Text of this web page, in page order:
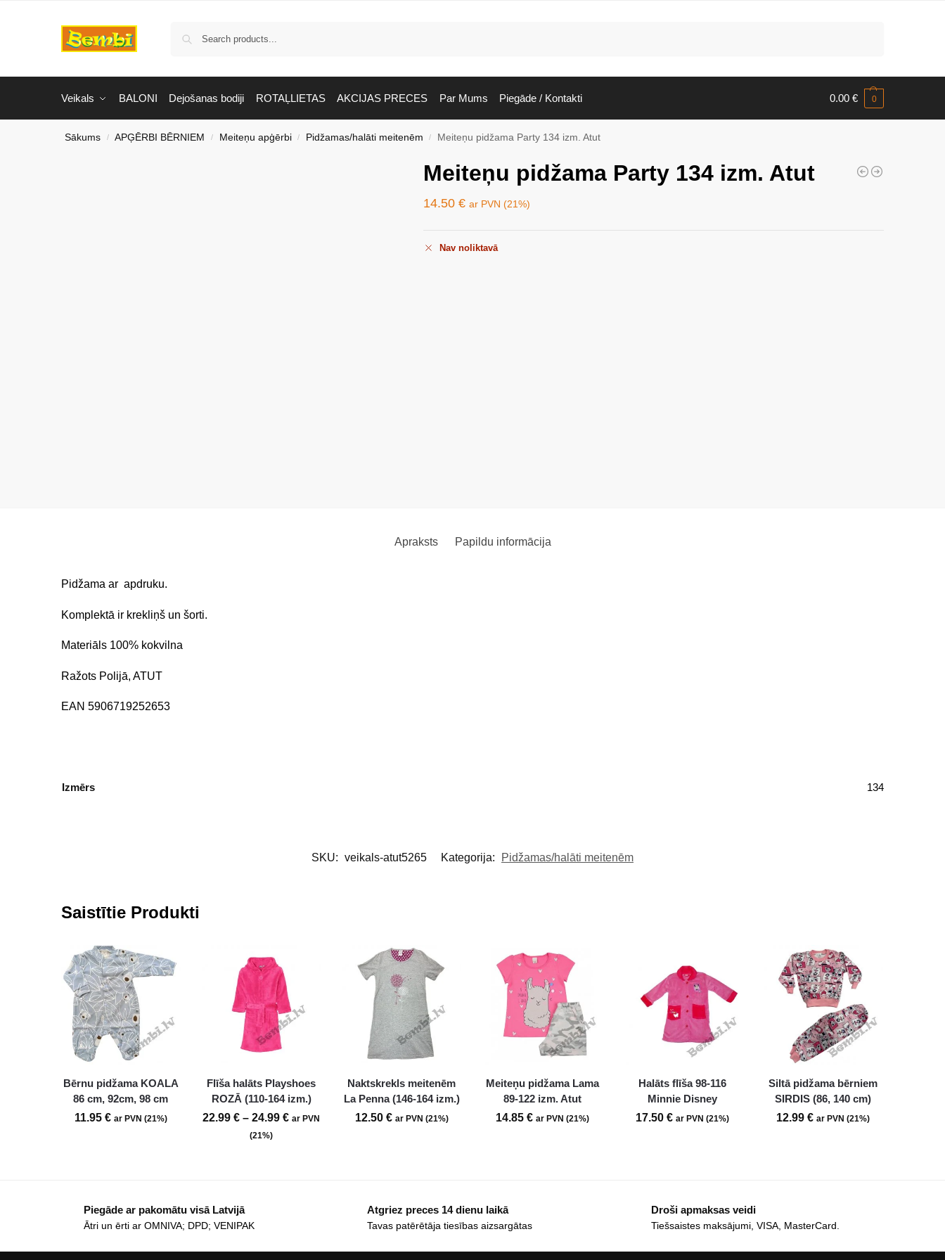
Veikals BALONI Dejošanas bodiji ROTAĻLIETAS AKCIJAS PRECES Par Mums Piegāde / Kontakti 0.00 € 0
Sākums / APĢĒRBI BĒRNIEM / Meiteņu apģērbi / Pidžamas/halāti meitenēm / Meiteņu pidžama Party 134 izm. Atut
Meiteņu pidžama Party 134 izm. Atut
14.50 € ar PVN (21%)
Nav noliktavā
Apraksts Papildu informācija
Pidžama ar apdruku.
Komplektā ir krekliņš un šorti.
Materiāls 100% kokvilna
Ražots Polijā, ATUT
EAN 5906719252653
Izmērs 134
SKU: veikals-atut5265 Kategorija: Pidžamas/halāti meitenēm
Saistītie Produkti
Bērnu pidžama KOALA
86 cm, 92cm, 98 cm
11.95 € ar PVN (21%)
Flīša halāts Playshoes
ROZĀ (110-164 izm.)
22.99€ – 24.99€ ar PVN
(21%)
Naktskrekls meitenēm
La Penna (146-164 izm.)
12.50 € ar PVN (21%)
Meiteņu pidžama Lama
89-122 izm. Atut
14.85 € ar PVN (21%)
Halāts flīša 98-116
Minnie Disney
17.50€ ar PVN (21%)
Siltā pidžama bērniem
SIRDIS (86, 140 cm)
12.99€ ar PVN (21%)
Piegāde ar pakomātu visā Latvijā
Ātri un ērti ar OMNIVA; DPD; VENIPAK
Atgriez preces 14 dienu laikā
Tavas patērētāja tiesības aizsargātas
Droši apmaksas veidi
Tiešsaistes maksājumi, VISA, MasterCard.